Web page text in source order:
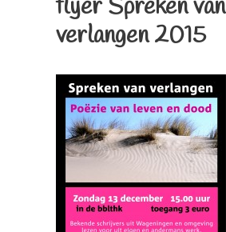
flyer Spreken van
verlangen 2015